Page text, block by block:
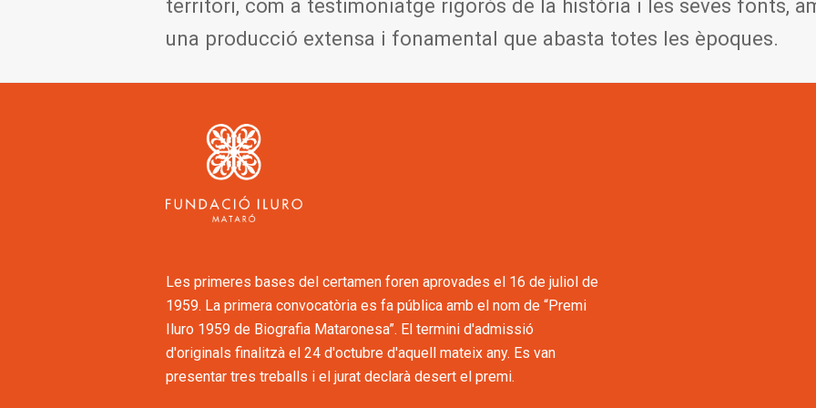
territori, com a testimoniatge rigorós de la història i les seves fonts,
una producció extensa i fonamental que abasta totes les èpoques.
Les primeres bases del certamen foren aprovades el 16 de juliol de
1959. La primera convocatòria es fa pública amb el nom de “Premi
Iluro 1959 de Biografia Mataronesa”. El termini d'admissió
d'originals finalitzà el 24 d'octubre d'aquell mateix any. Es van
presentar tres treballs i el jurat declarà desert el premi.